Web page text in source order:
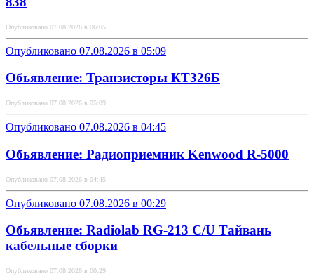
Опубликовано 07.08.2026 в 06:05
Опубликовано 07.08.2026 в 05:09
Обьявление: Транзисторы КТ326Б
Опубликовано 07.08.2026 в 05:09
Опубликовано 07.08.2026 в 04:45
Обьявление: Радиоприемник Kenwood R-5000
Опубликовано 07.08.2026 в 04:45
Опубликовано 07.08.2026 в 00:29
Обьявление: Radiolab RG-213 C/U Тайвань
кабельные сборки
Опубликовано 07.08.2026 в 00:29